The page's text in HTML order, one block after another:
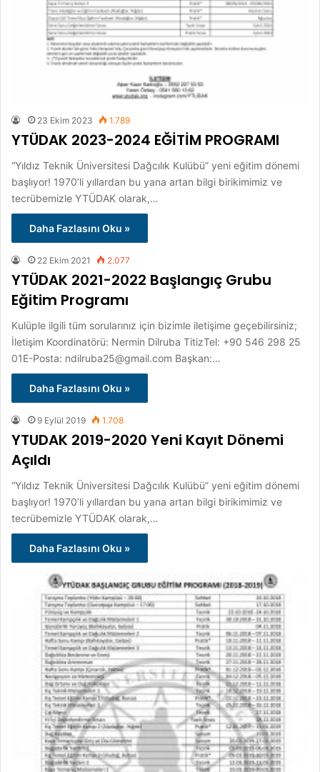
23 Ekim 2023 1.789
YTÜDAK 2023-2024 EĞİTİM PROGRAMI
“Yıldız Teknik Üniversitesi Dağcılık Kulübü” yeni eğitim dönemi
başlıyor! 1970’li yıllardan bu yana artan bilgi birikimimiz ve
tecrübemizle YTÜDAK olarak,…
Daha Fazlasını Oku »
22 Ekim 2021 2.077
YTÜDAK 2021-2022 Başlangıç Grubu
Eğitim Programı
Kulüple ilgili tüm sorularınız için bizimle iletişime geçebilirsiniz;
İletişim Koordinatörü: Nermin Dilruba TitizTel: +90 546 298 25
01E-Posta: ndilruba25@gmail.com Başkan:…
Daha Fazlasını Oku »
9 Eylül 2019 1.708
YTUDAK 2019-2020 Yeni Kayıt Dönemi
Açıldı
“Yıldız Teknik Üniversitesi Dağcılık Kulübü” yeni eğitim dönemi
başlıyor! 1970’li yıllardan bu yana artan bilgi birikimimiz ve
tecrübemizle YTÜDAK olarak,…
Daha Fazlasını Oku »